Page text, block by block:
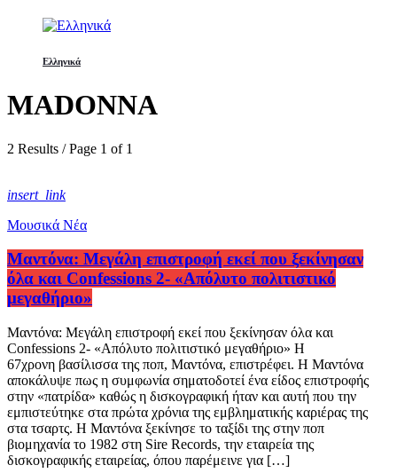
Ελληνικά
MADONNA
2 Results / Page 1 of 1
insert_link
Μουσικά Νέα
Μαντόνα: Μεγάλη επιστροφή εκεί που ξεκίνησαν
όλα και Confessions 2- «Απόλυτο πολιτιστικό
μεγαθήριο»
Μαντόνα: Μεγάλη επιστροφή εκεί που ξεκίνησαν όλα και
Confessions 2- «Απόλυτο πολιτιστικό μεγαθήριο» Η
67χρονη βασίλισσα της ποπ, Μαντόνα, επιστρέφει. Η Μαντόνα
αποκάλυψε πως η συμφωνία σηματοδοτεί ένα είδος επιστροφής
στην «πατρίδα» καθώς η δισκογραφική ήταν και αυτή που την
εμπιστεύτηκε στα πρώτα χρόνια της εμβληματικής καριέρας της
στα τσαρτς. Η Μαντόνα ξεκίνησε το ταξίδι της στην ποπ
βιομηχανία το 1982 στη Sire Records, την εταιρεία της
δισκογραφικής εταιρείας, όπου παρέμεινε για […]